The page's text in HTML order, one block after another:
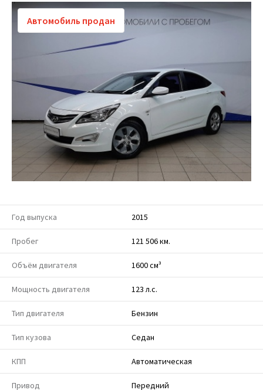
Год выпуска 2015
Пробег 121 506 км.
Объём двигателя 1600 см³
Мощность двигателя 123 л.с.
Тип двигателя Бензин
Тип кузова Седан
КПП Автоматическая
Привод Передний